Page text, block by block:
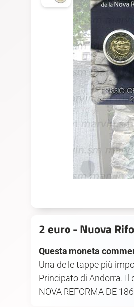
2 euro - Nuova
Questa moneta
Una delle tappe più
Principato di Andorra. Il
NOVA REFORMA DE